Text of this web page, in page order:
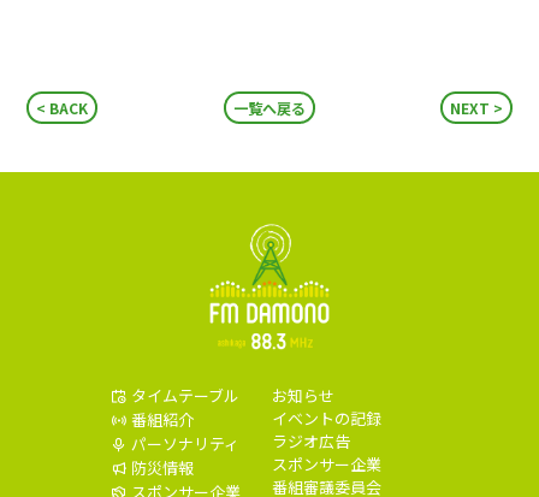
BACK 一覧へ戻る NEXT
タイムテーブル
番組紹介
パーソナリティ
防災情報
スポンサー企業
お知らせ
イベントの記録
ラジオ広告
スポンサー企業
番組審議委員会